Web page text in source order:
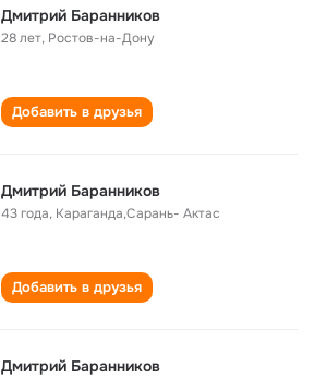
Дмитрий Баранников
28 лет, Ростов-на-Дону
Добавить в друзья
Дмитрий Баранников
43 года, Караганда,Сарань- Актас
Добавить в друзья
Дмитрий Баранников